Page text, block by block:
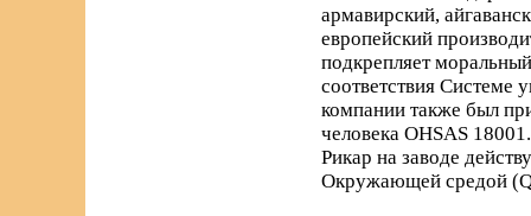
армавирский,
европейский
подкрепляет
соответствия
компании также был
человека OHSAS
Рикар на заводе
Окружающей средой